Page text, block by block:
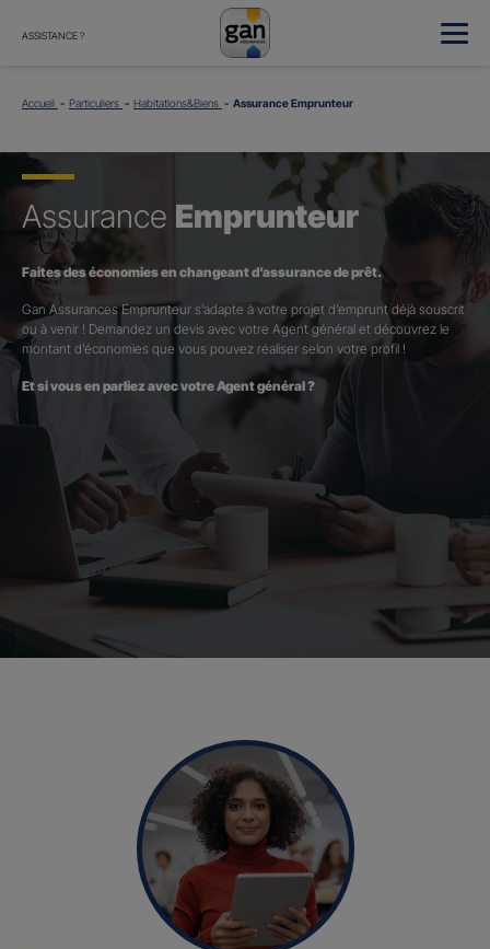
ASSISTANCE ?
Accueil Particuliers Habitations&Biens Assurance Emprunteur
Assurance Emprunteur
Faites des économies en changeant d’assurance de prêt.
Gan Assurances Emprunteur s’adapte à votre projet d’emprunt déjà souscrit
ou à venir ! Demandez un devis avec votre Agent général et découvrez le
montant d’économies que vous pouvez réaliser selon votre profil !
Et si vous en parliez avec votre Agent général ?